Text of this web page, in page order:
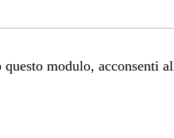
modulo, acconsenti